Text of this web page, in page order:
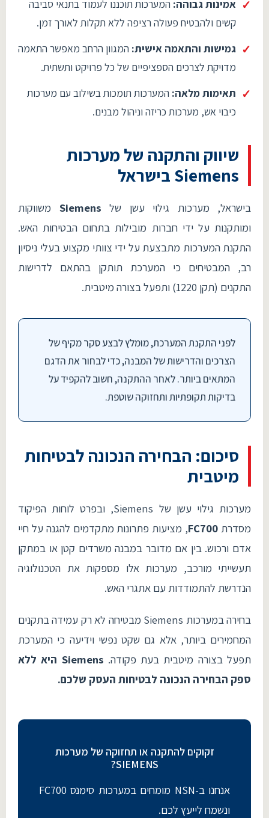
אמינות גבוהה: המערכות תוכננו לעמוד בתנאי סביבה
קשים ולהבטיח פעולה רציפה ללא תקלות לאורך זמן.
גמישות והתאמה אישית: המגוון הרחב מאפשר התאמה
מדויקת לצרכים הספציפיים של כל פרויקט ותשתית.
תאימות מלאה: המערכות תומכות בשילוב עם מערכות
כיבוי אש, מערכות כריזה וניהול מבנים.
שיווק והתקנה של מערכות
Siemens בישראל
בישראל, מערכות גילוי עשן של Siemens משווקות
ומותקנות על ידי חברות מובילות בתחום הבטיחות האש.
התקנת המערכות מתבצעת על ידי צוותי מקצוע בעלי ניסיון
רב, המבטיחים כי המערכת תותקן בהתאם לדרישות
התקנים (תקן 1220) ותפעל בצורה מיטבית.
לפני התקנת המערכת, מומלץ לבצע סקר מקיף של
הצרכים והדרישות של המבנה, כדי לבחור את הדגם
המתאים ביותר. לאחר ההתקנה, חשוב להקפיד על
בדיקות תקופתיות ותחזוקה שוטפת.
סיכום: הבחירה הנכונה לבטיחות
מיטבית
מערכות גילוי עשן של Siemens, ובפרט לוחות הפיקוד
מסדרת FC700, מציעות פתרונות מתקדמים להגנה על חיי
אדם ורכוש. בין אם מדובר במבנה משרדים קטן או במתקן
תעשייתי מורכב, מערכות אלו מספקות את הטכנולוגיה
הנדרשת להתמודדות עם אתגרי האש.
בחירה במערכות Siemens מבטיחה לא רק עמידה בתקנים
המחמירים ביותר, אלא גם שקט נפשי וידיעה כי המערכת
תפעל בצורה מיטבית בעת פקודה.
Siemens היא ללא
ספק הבחירה הנכונה לבטיחות העסק שלכם.
זקוקים להתקנה או תחזוקה של מערכות
SIEMENS?
אנחנו ב-NSN מומחים במערכות סימנס FC700
ונשמח לייעץ לכם.